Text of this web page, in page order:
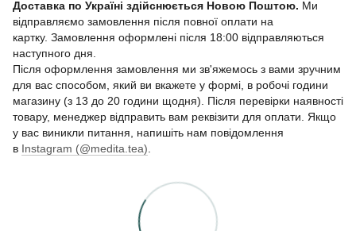
Доставка по Україні здійснюється Новою Поштою. Ми
відправляємо замовлення після повної оплати на
картку. Замовлення оформлені після 18:00 відправляються
наступного дня.
Після оформлення замовлення ми зв'яжемось з вами зручним
для вас способом, який ви вкажете у формі, в робочі години
магазину (з 13 до 20 години щодня). Після перевірки наявності
товару, менеджер відправить вам реквізити для оплати. Якщо
у вас виникли питання, напишіть нам повідомлення
в Instagram (@medita.tea)